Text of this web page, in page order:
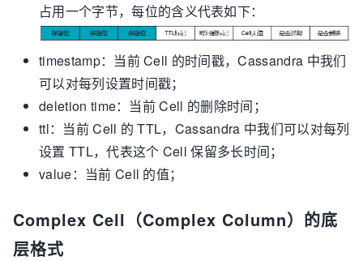
占用一个字节，每位的含义代表如下：
timestamp：当前 Cell 的时间戳，Cassandra 中我们
可以对每列设置时间戳；
deletion time：当前 Cell 的删除时间；
ttl：当前 Cell 的 TTL，Cassandra 中我们可以对每列
设置 TTL，代表这个 Cell 保留多长时间；
value：当前 Cell 的值；
Complex Cell（Complex Column）的底
层格式